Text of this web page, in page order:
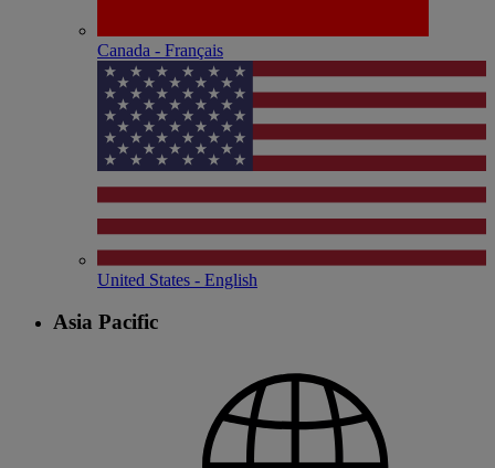
Canada - Français
United States - English
Asia Pacific